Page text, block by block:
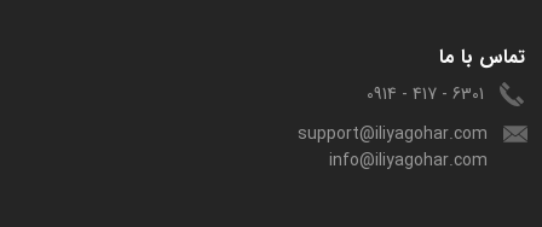
تماس با ما
6301 - 417 - 0914
support@iliyagohar.com
info@iliyagohar.com